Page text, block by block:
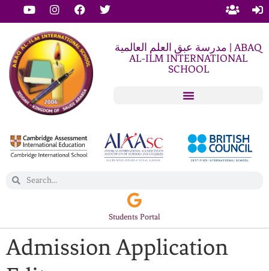
مدرسة عبق العلم العالمية | ABAQ
AL-ILM INTERNATIONAL
SCHOOL
Students Portal
Admission Application